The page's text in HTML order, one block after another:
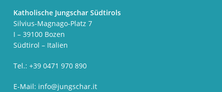
Katholische Jungschar Südtirols
Silvius-Magnago-Platz 7
I – 39100 Bozen
Südtirol – Italien
Tel.: +39 0471 970 890
E-Mail: info@jungschar.it